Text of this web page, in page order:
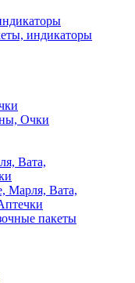
индикаторы
Очки
Вата,
Марля, Вата,
пакеты